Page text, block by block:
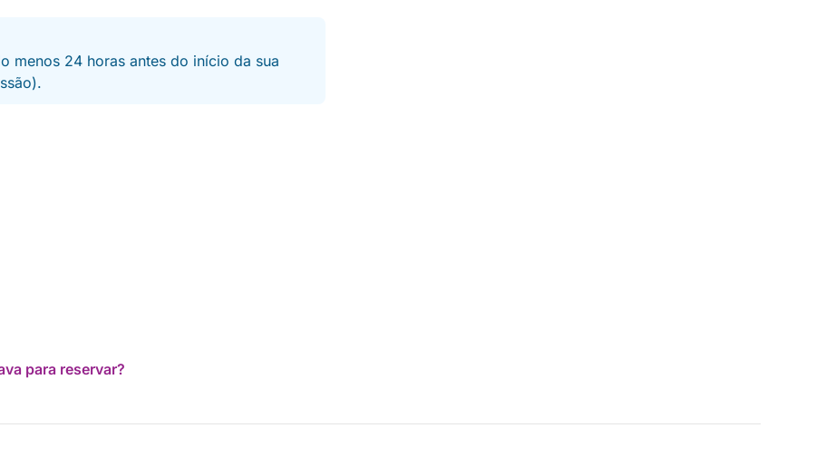
menos 24 horas antes do início da sua
para reservar?